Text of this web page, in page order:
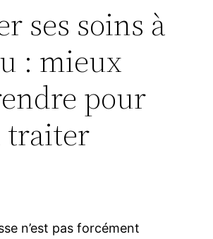
ses soins à
: mieux
pour
traiter
n’est pas forcément